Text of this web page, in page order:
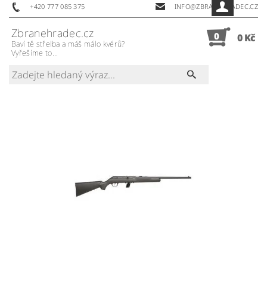
+420 777 085 375 INFO@ZBRANEHRADEC.CZ
Zbranehradec.cz
Baví tě střelba a máš málo kvérů?
Vyřešíme to...
0 0 Kč